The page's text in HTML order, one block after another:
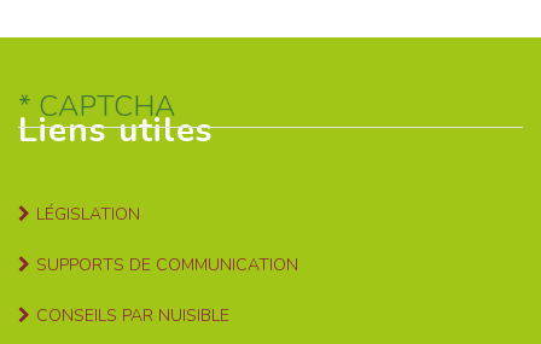
Liens utiles
LÉGISLATION
SUPPORTS DE COMMUNICATION
CONSEILS PAR NUISIBLE
CAPTCHA